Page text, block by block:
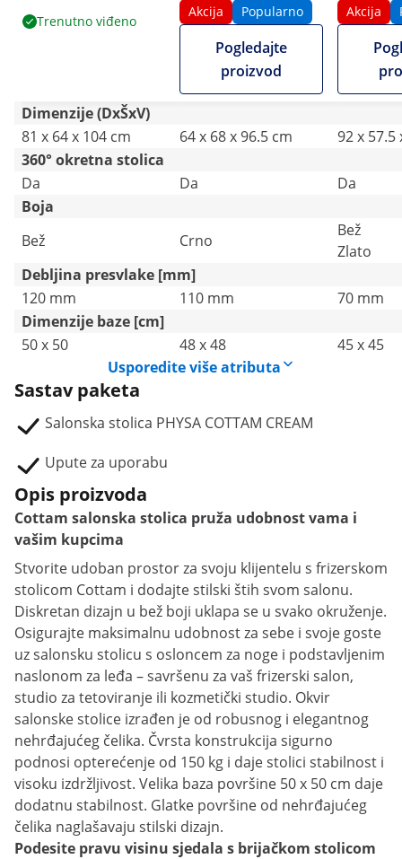
noge - visina sjedala
49 - 63 cm - 150 kg -
Trenutno viđeno
Akcija Popularno
Pogledajte
proizvod
560 -
kg -
Akcija
Dimenzije (DxŠxV)
81 x 64 x 104 cm
64 x 68 x 96.5 cm
92 x 57.5
360° okretna stolica
Da
Da
Da
Boja
Bež
Crno
Bež
Zlato
Debljina presvlake [mm]
120 mm
110 mm
70 mm
Dimenzije baze [cm]
50 x 50
48 x 48
45 x 45
Usporedite više atributa
Sastav paketa
Salonska stolica PHYSA COTTAM CREAM
Upute za uporabu
Opis proizvoda
Cottam salonska stolica pruža udobnost vama i
vašim kupcima
Stvorite udoban prostor za svoju klijentelu s frizerskom
stolicom Cottam i dodajte stilski štih svom salonu.
Diskretan dizajn u bež boji uklapa se u svako okruženje.
Osigurajte maksimalnu udobnost za sebe i svoje goste
uz salonsku stolicu s osloncem za noge i podstavljenim
naslonom za leđa – savršenu za vaš frizerski salon,
studio za tetoviranje ili kozmetički studio. Okvir
salonske stolice izrađen je od robusnog i elegantnog
nehrđajućeg čelika. Čvrsta konstrukcija sigurno
podnosi opterećenje od 150 kg i daje stolici stabilnost i
visoku izdržljivost. Velika baza površine 50 x 50 cm daje
dodatnu stabilnost. Glatke površine od nehrđajućeg
čelika naglašavaju stilski dizajn.
Podesite pravu visinu sjedala s brijačkom stolicom